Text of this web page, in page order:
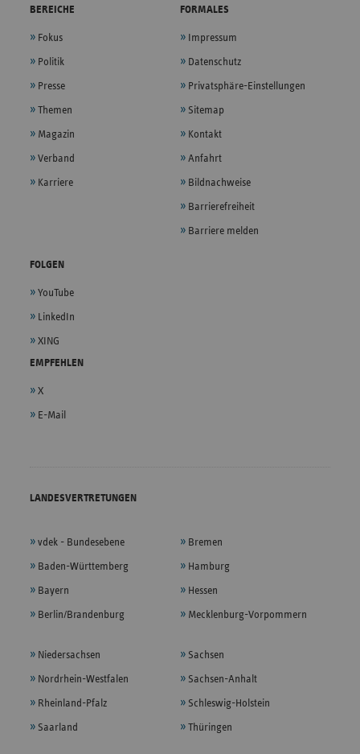
BEREICHE
Fokus
Politik
Presse
Themen
Magazin
Verband
Karriere
FORMALES
Impressum
Datenschutz
Privatsphäre-Einstellungen
Sitemap
Kontakt
Anfahrt
Bildnachweise
Barrierefreiheit
Barriere melden
FOLGEN
YouTube
LinkedIn
XING
EMPFEHLEN
X
E-Mail
LANDESVERTRETUNGEN
vdek - Bundesebene
Baden-Württemberg
Bayern
Berlin/Brandenburg
Bremen
Hamburg
Hessen
Mecklenburg-Vorpommern
Niedersachsen
Nordrhein-Westfalen
Rheinland-Pfalz
Saarland
Sachsen
Sachsen-Anhalt
Schleswig-Holstein
Thüringen